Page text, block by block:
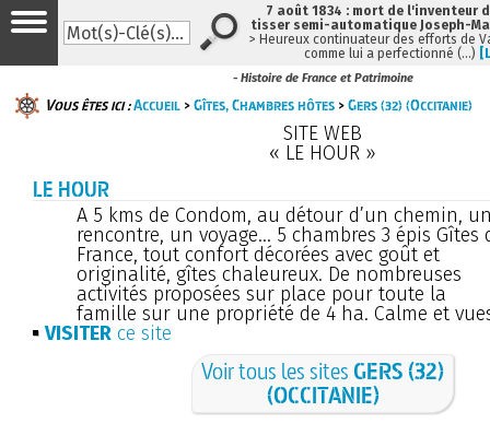
- Histoire de France et Patrimoine
Vous êtes ici :Accueil >Gîtes, Chambres hôtes >Gers (32) (Occitanie)
SITE WEB
« LE HOUR »
LE HOUR
A 5 kms de Condom, au détour d’un chemin,
rencontre, un voyage... 5 chambres 3 épis Gîtes
France, tout confort décorées avec goût et
originalité, gîtes chaleureux. De nombreuses
activités proposées sur place pour toute la
famille sur une propriété de 4 ha. Calme et
VISITER ce site
Voir tous les sites GERS (32)
(OCCITANIE)
7 août 1834 : mort de l'inventeur
tisser semi-automatique Joseph-
> Heureux continuateur des efforts de
comme lui a perfectionné (…)